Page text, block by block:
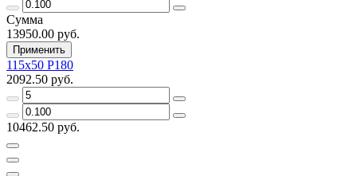
Сумма
13950.00 руб.
Применить
115х50 Р180
2092.50 руб.
10462.50 руб.